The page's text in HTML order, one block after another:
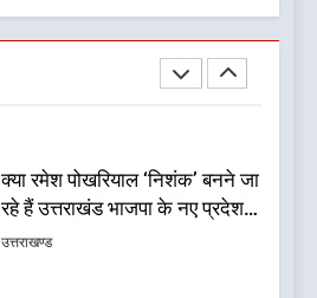
हित और आधारभूत विकास को नई
गति : धामी कैबिनेट के ऐतिहासिक
क्या रमेश पोखरियाल ‘निशंक’ बनने जा
रहे हैं उत्तराखंड भाजपा के नए प्रदेश
अध्यक्ष? राजनीति के गलियारों में
उत्तराखण्ड